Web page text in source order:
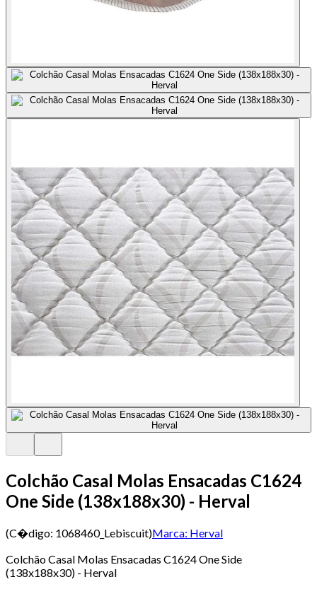
Colchão Casal Molas Ensacadas C1624
One Side (138x188x30) - Herval
(C�digo: 1068460_Lebiscuit)Marca: Herval
Colchão Casal Molas Ensacadas C1624 One Side
(138x188x30) - Herval